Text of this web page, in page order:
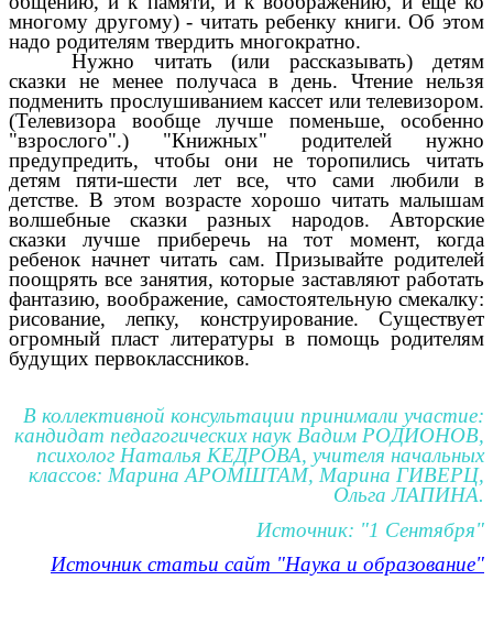
многому другому) - читать ребенку книги. Об этом
надо родителям твердить многократно.
Нужно читать (или рассказывать) детям
сказки не менее получаса в день. Чтение нельзя
подменить прослушиванием кассет или телевизором.
(Телевизора вообще лучше поменьше, особенно
"взрослого".) "Книжных" родителей нужно
предупредить, чтобы они не торопились читать
детям пяти-шести лет все, что сами любили в
детстве. В этом возрасте хорошо читать малышам
волшебные сказки разных народов. Авторские
сказки лучше приберечь на тот момент, когда
ребенок начнет читать сам. Призывайте родителей
поощрять все занятия, которые заставляют работать
фантазию, воображение, самостоятельную смекалку:
рисование, лепку, конструирование. Существует
огромный пласт литературы в помощь родителям
будущих первоклассников.
В коллективной консультации принимали участие:
кандидат педагогических наук Вадим РОДИОНОВ,
психолог Наталья КЕДРОВА, учителя начальных
классов: Марина АРОМШТАМ, Марина ГИВЕРЦ,
Ольга ЛАПИНА.
Источник: "1 Сентября"
Источник статьи сайт "Наука и образование"